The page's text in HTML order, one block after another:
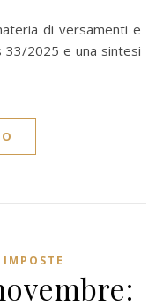
33/2025 e una sintesi